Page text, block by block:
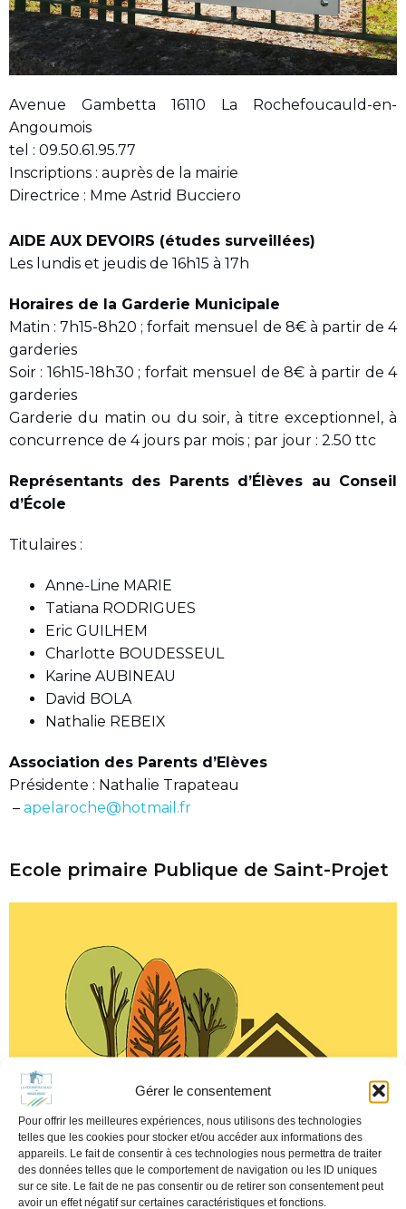
Gérer le consentement
Pour offrir les meilleures expériences, nous utilisons des technologies
telles que les cookies pour stocker et/ou accéder aux informations des
appareils. Le fait de consentir à ces technologies nous permettra de traiter
des données telles que le comportement de navigation ou les ID uniques
sur ce site. Le fait de ne pas consentir ou de retirer son consentement peut
avoir un effet négatif sur certaines caractéristiques et fonctions.
Avenue Gambetta 16110 La Rochefoucauld-en-
Angoumois
tel : 09.50.61.95.77
Inscriptions : auprès de la mairie
Directrice : Mme Astrid Bucciero
AIDE AUX DEVOIRS (études surveillées)
Les lundis et jeudis de 16h15 à 17h
Horaires de la Garderie Municipale
Matin : 7h15-8h20 ; forfait mensuel de 8€ à partir de 4
garderies
Soir : 16h15-18h30 ; forfait mensuel de 8€ à partir de 4
garderies
Garderie du matin ou du soir, à titre exceptionnel, à
concurrence de 4 jours par mois ; par jour : 2.50 ttc
Représentants des Parents d’Élèves au Conseil
d’École
Titulaires :
Anne-Line MARIE
Tatiana RODRIGUES
Eric GUILHEM
Charlotte BOUDESSEUL
Karine AUBINEAU
David BOLA
Nathalie REBEIX
Association des Parents d’Elèves
Présidente : Nathalie Trapateau
– apelaroche@hotmail.fr
Ecole primaire Publique de Saint-Projet